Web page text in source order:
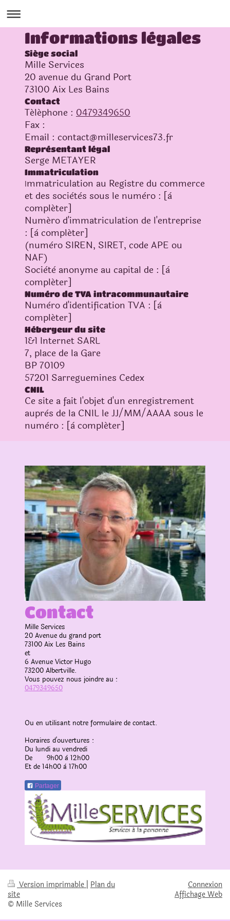
Informations légales
Siège social
Mille Services
20 avenue du Grand Port
73100 Aix Les Bains
Contact
Téléphone : 0479349650
Fax :
Email : contact@milleservices73.fr
Représentant légal
Serge METAYER
Immatriculation
Immatriculation au Registre du commerce
et des sociètès sous le numèro : [à
compléter]
Numéro d'immatriculation de l'entreprise
: [à compléter]
(numèro SIREN, SIRET, code APE ou
NAF)
Sociètè anonyme au capital de : [à
compléter]
Numéro de TVA intracommunautaire
Numèro d'identification TVA : [à
compléter]
Hébergeur du site
1&1 Internet SARL
7, place de la Gare
BP 70109
57201 Sarreguemines Cedex
CNIL
Ce site a fait l'objet d'un enregistrement
auprès de la CNIL le JJ/MM/AAAA sous le
numèro : [à compléter]
Contact
Mille Services
20 Avenue du grand port
73100 Aix Les Bains
et
6 Avenue Victor Hugo
73200 Albertville.
Vous pouvez nous joindre au :
0479349650
Ou en utilisant notre formulaire de contact.
Horaires d'ouvertures :
Du lundi au vendredi
De 9h00 à 12h00
Et de 14h00 à 17h00
Partager
Version imprimable
Plan du
site
© Mille Services
Connexion
Affichage Web